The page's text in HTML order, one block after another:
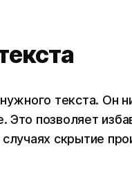
текста. Он
позволяет
скрытие